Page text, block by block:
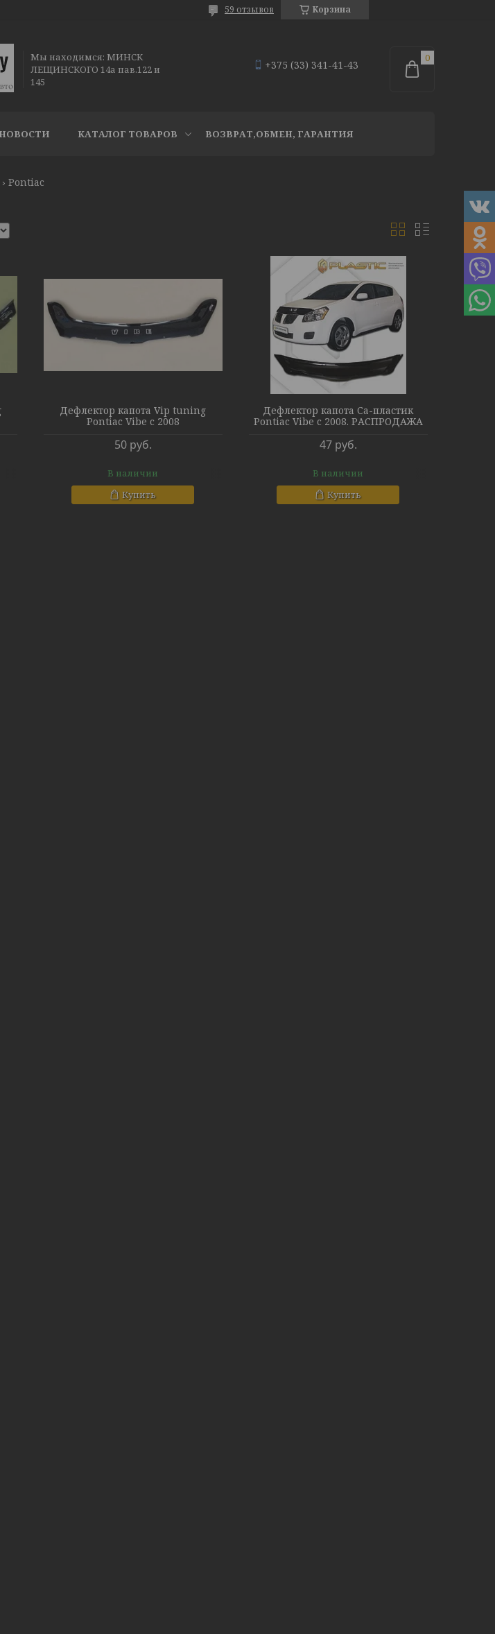
Корзина
59 отзывов
Мы находимся: МИНСК
ЛЕЩИНСКОГО 14а пав.122 и
145
+375 (33) 341-41-43
НОВОСТИ КАТАЛОГ ТОВАРОВ ВОЗВРАТ,ОБМЕН, ГАРАНТИЯ
Pontiac
Дефлектор капота Vip tuning
Pontiac Vibe c 2008
50 руб.
В наличии
Купить
Дефлектор капота Са-пластик
Pontiac Vibe c 2008. РАСПРОДАЖА
47 руб.
В наличии
Купить